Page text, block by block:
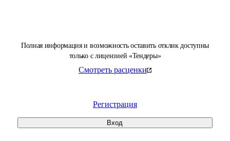
Полная информация и возможность оставить отклик доступны
только с лицензией «Тендеры»
Смотреть расценки
Регистрация
Вход